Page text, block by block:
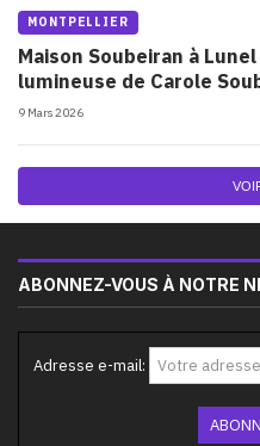
MONTPELLIER
Maison Soubeiran à
lumineuse de Carole
9 Mars 2026
ABONNEZ-VOUS À NOTRE
Adresse e-mail: